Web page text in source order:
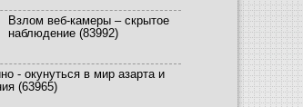
Взлом веб-камеры – скрытое
наблюдение (83992)
- окунуться в мир азарта и
(63965)